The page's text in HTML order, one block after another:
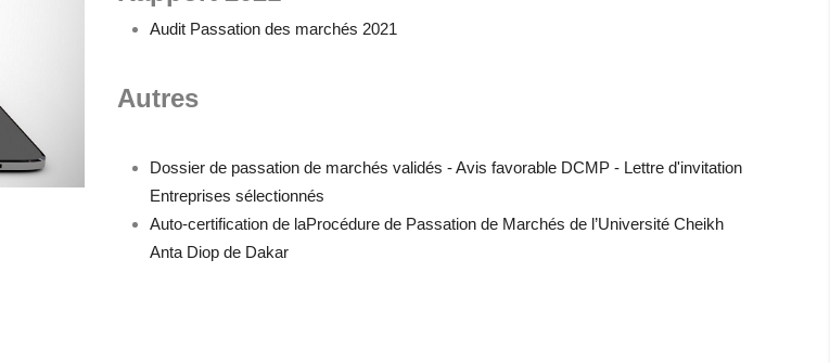
Audit Passation des marchés 2021
Autres
Dossier de passation de marchés validés - Avis favorable DCMP - Lettre d'invitation
Entreprises sélectionnés
Auto-certification de laProcédure de Passation de Marchés de l’Université Cheikh
Anta Diop de Dakar